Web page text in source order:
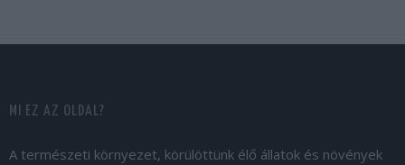
MI EZ AZ OLDAL?
A természeti környezet, körülöttünk élő állatok és növények